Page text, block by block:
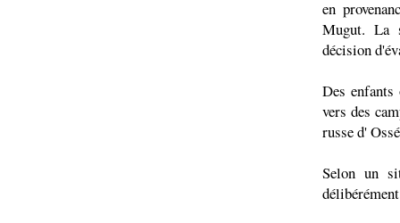
en
Mugut. La
décision
Des
vers des
russe d'
Selon un